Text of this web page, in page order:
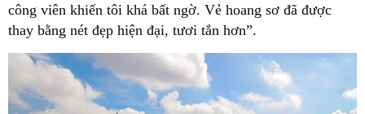
công viên khiến tôi khá bất ngờ. Vẻ hoang sơ đã được
thay bằng nét đẹp hiện đại, tươi tắn hơn”.